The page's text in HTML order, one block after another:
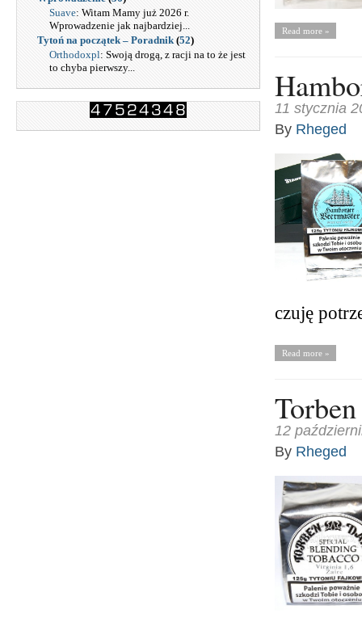
Suave: Witam Mamy już 2026 r.
Wprowadzenie jak najbardziej...
Tytoń na początek – Poradnik (52)
Orthodoxpl: Swoją drogą, z racji na to że jest
to chyba pierwszy...
Read more »
11 stycznia
By Rheged
czuję
Read more »
12
By Rheged